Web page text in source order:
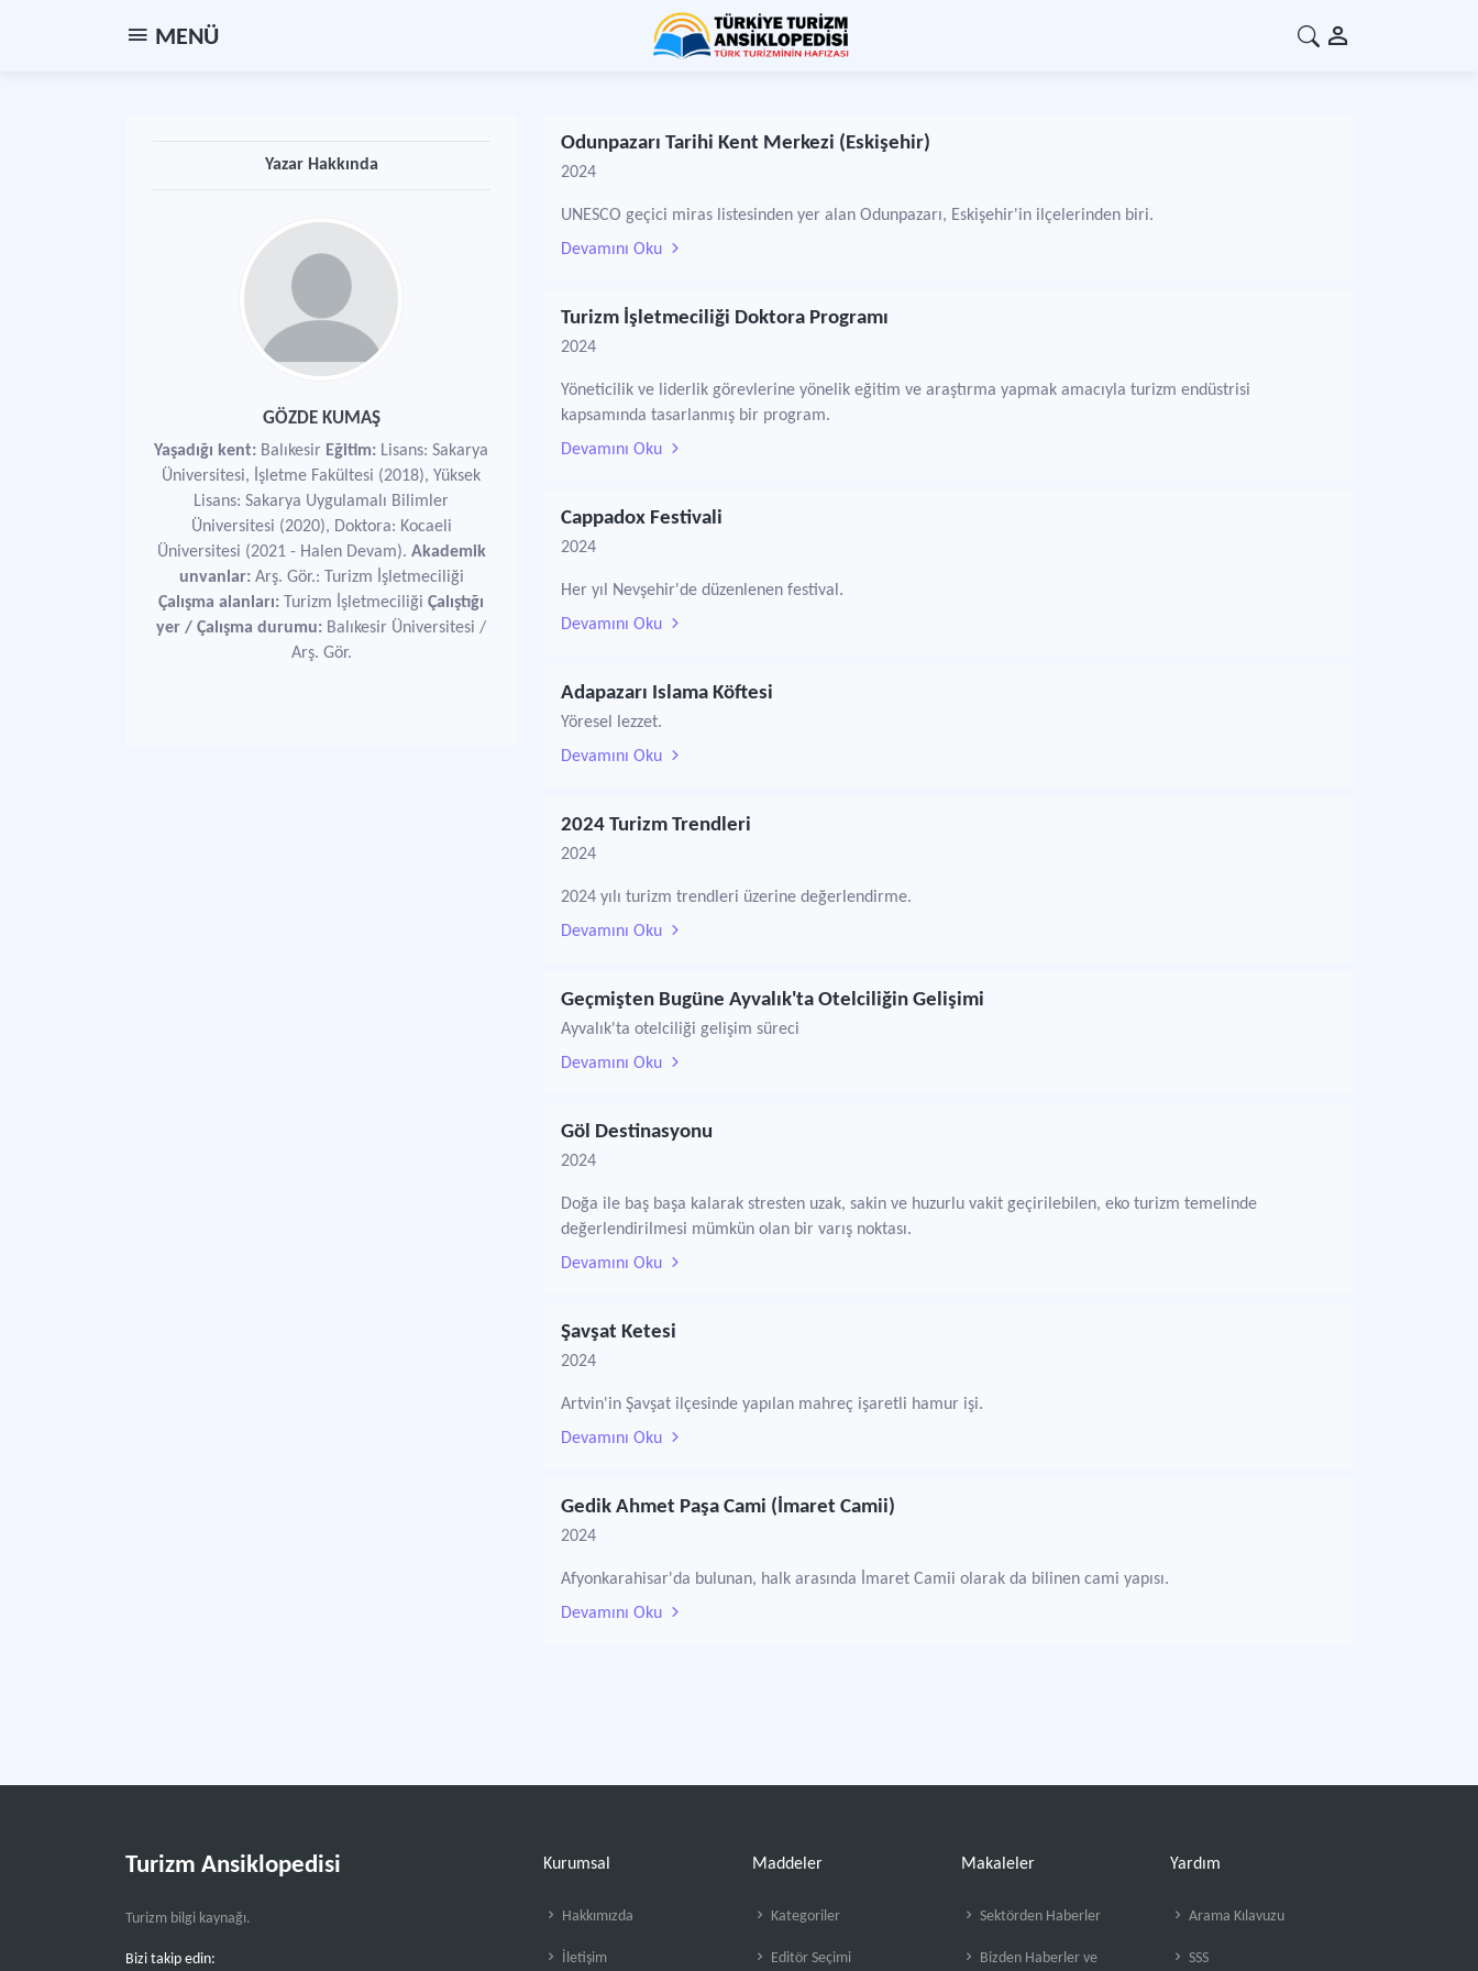
MENÜ
Yazar Hakkında
GÖZDE KUMAŞ
Yaşadığı kent: Balıkesir Eğitim: Lisans: Sakarya
Üniversitesi, İşletme Fakültesi (2018), Yüksek
Lisans: Sakarya Uygulamalı Bilimler
Üniversitesi (2020), Doktora: Kocaeli
Üniversitesi (2021 - Halen Devam). Akademik
unvanlar:Arş. Gör.: Turizm İşletmeciliği
Çalışma alanları: Turizm İşletmeciliği Çalıştığı
yer / Çalışma durumu: Balıkesir Üniversitesi /
Arş. Gör.
Odunpazarı Tarihi Kent Merkezi (Eskişehir)
2024
UNESCO geçici miras listesinden yer alan Odunpazarı, Eskişehir'in ilçelerinden biri.
Devamını Oku
Turizm İşletmeciliği Doktora Programı
2024
Yöneticilik ve liderlik görevlerine yönelik eğitim ve araştırma yapmak amacıyla turizm endüstrisi
kapsamında tasarlanmış bir program.
Devamını Oku
Cappadox Festivali
2024
Her yıl Nevşehir'de düzenlenen festival.
Devamını Oku
Adapazarı Islama Köftesi
Yöresel lezzet.
Devamını Oku
2024 Turizm Trendleri
2024
2024 yılı turizm trendleri üzerine değerlendirme.
Devamını Oku
Geçmişten Bugüne Ayvalık'ta Otelciliğin Gelişimi
Ayvalık'ta otelciliği gelişim süreci
Devamını Oku
Göl Destinasyonu
2024
Doğa ile baş başa kalarak stresten uzak, sakin ve huzurlu vakit geçirilebilen, eko turizm temelinde
değerlendirilmesi mümkün olan bir varış noktası.
Devamını Oku
Şavşat Ketesi
2024
Artvin'in Şavşat ilçesinde yapılan mahreç işaretli hamur işi.
Devamını Oku
Gedik Ahmet Paşa Cami (İmaret Camii)
2024
Afyonkarahisar'da bulunan, halk arasında İmaret Camii olarak da bilinen cami yapısı.
Devamını Oku
Turizm Ansiklopedisi
Turizm bilgi kaynağı.
Bizi takip edin:
Kurumsal
Hakkımızda
İletişim
Maddeler
Kategoriler
Editör Seçimi
Makaleler
Sektörden Haberler
Bizden Haberler ve
Yardım
Arama Kılavuzu
SSS